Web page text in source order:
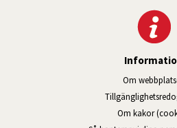
Om
Om kakor